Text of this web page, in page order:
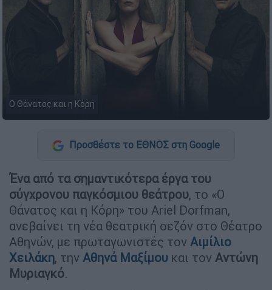
Ο Θάνατος και η Κόρη
Προσθέστε το ΕΘΝΟΣ στη Google
Ένα από τα σημαντικότερα έργα του
σύγχρονου παγκόσμιου θεάτρου, το «Ο
Θάνατος και η Κόρη» του Ariel Dorfman,
ανεβαίνει τη νέα θεατρική σεζόν στο Θέατρο
Αθηνών, με πρωταγωνιστές τον Αιμίλιο
Χειλάκη, την Αθηνά Μαξίμου και τον Αντώνη
Μυριαγκό.